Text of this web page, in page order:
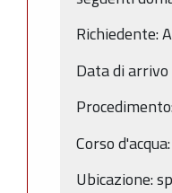
Richiedente:
Data di
Corso
Ubicazione: